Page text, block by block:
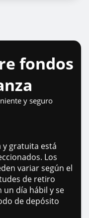
fondos
y seguro
y gratuita está
Los
variar según el
de retiro
día hábil y se
de depósito